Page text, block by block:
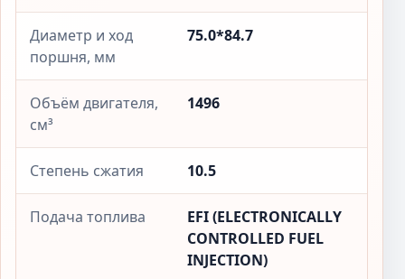
Диаметр и ход
поршня, мм
75.0*84.7
Объём двигателя,
см³
1496
Степень сжатия 10.5
Подача топлива
EFI (ELECTRONICALLY
CONTROLLED FUEL
INJECTION)